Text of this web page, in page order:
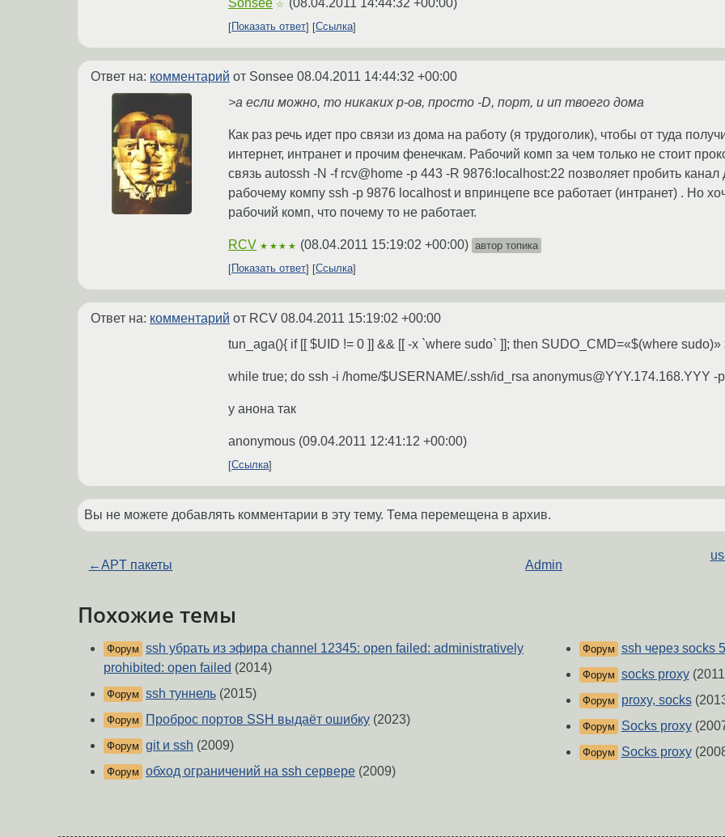
☆
Показать ответ Ссылка
Ответ на: комментарий от Sonsee 08.04.2011 14:44:32 +00:00
>а если можно, то никаких р-ов, просто -D, порт, и ип твоего дома
Как раз речь идет про связи из дома на работу (я трудоголик), чтобы от туда
интернет, интранет и прочим фенечкам. Рабочий комп за чем только не стоит
связь autossh -N -f rcv@home -p 443 -R 9876:localhost:22 позволяет пробить
рабочему компу ssh -p 9876 localhost и впринцепе все работает (интранет) . Но
рабочий комп, что почему то не работает.
RCV ★★★★ (08.04.2011 15:19:02 +00:00) автор топика
Показать ответ
Ссылка
Ответ на: комментарий от RCV 08.04.2011 15:19:02 +00:00
tun_aga(){ if [[ $UID != 0 ]] && [[ -x `where sudo` ]]; then SUDO_CMD=«$(where
while true; do ssh -i /home/$USERNAME/.ssh/id_rsa anonymus@YYY.174.168.YYY
у анона так
anonymous (09.04.2011 12:41:12 +00:00)
Ссылка
Вы не можете добавлять комментарии в эту тему. Тема перемещена в архив.
←APT пакеты Admin
Похожие темы
Форум ssh убрать из эфира channel 12345: open failed: administratively
prohibited: open failed (2014)
Форум ssh туннель (2015)
Форум Проброс портов SSH выдаёт ошибку (2023)
Форум git и ssh (2009)
Форум обход ограничений на ssh сервере (2009)
Форум ssh через socks
Форум socks proxy
Форум proxy, socks
Форум Socks proxy
Форум Socks proxy